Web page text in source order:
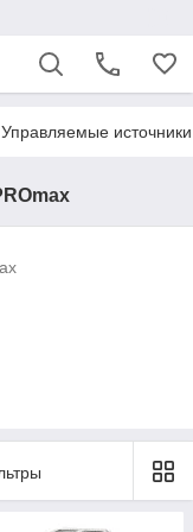
Управляемые